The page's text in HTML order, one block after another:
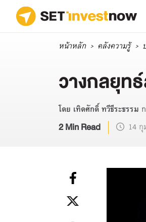
หน้าหลัก คลังความรู้
วางกลยุท
โดย เทิดศักดิ์ ทวีธีระธรรม
2 Min Read 14